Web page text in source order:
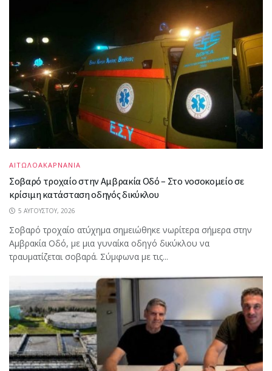
ΑΙΤΩΛΟΑΚΑΡΝΑΝΙΑ
Σοβαρό τροχαίο στην Αμβρακία Οδό – Στο νοσοκομείο σε
κρίσιμη κατάσταση οδηγός δικύκλου
5 ΑΥΓΟΎΣΤΟΥ, 2026
Σοβαρό τροχαίο ατύχημα σημειώθηκε νωρίτερα σήμερα στην
Αμβρακία Οδό, με μια γυναίκα οδηγό δικύκλου να
τραυματίζεται σοβαρά. Σύμφωνα με τις...